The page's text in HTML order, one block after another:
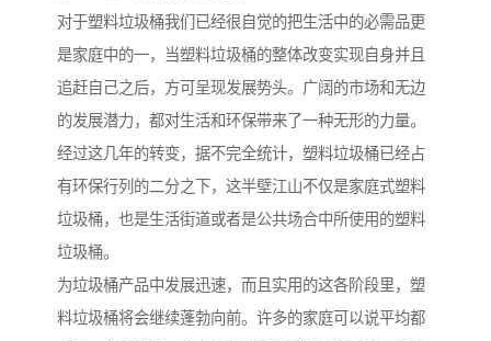
对于塑料垃圾桶我们已经很自觉的把生活中的必需品更
是家庭中的一，当塑料垃圾桶的整体改变实现自身并且
追赶自己之后，方可呈现发展势头。广阔的市场和无边
的发展潜力，都对生活和环保带来了一种无形的力量。
经过这几年的转变，据不完全统计，塑料垃圾桶已经占
有环保行列的二分之下，这半壁江山不仅是家庭式塑料
垃圾桶，也是生活街道或者是公共场合中所使用的塑料
垃圾桶。
为垃圾桶产品中发展迅速，而且实用的这各阶段里，塑
料垃圾桶将会继续蓬勃向前。许多的家庭可以说平均都